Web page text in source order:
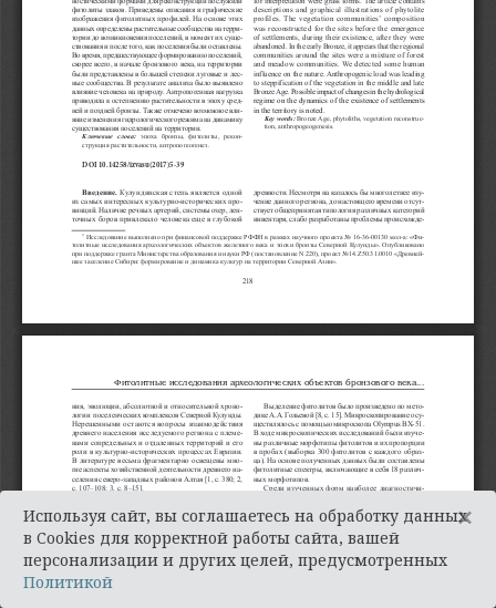
Используя сайт, вы соглашаетесь на обработку данных
в Cookies для корректной работы сайта, вашей
персонализации и других целей, предусмотренных
Политикой
×